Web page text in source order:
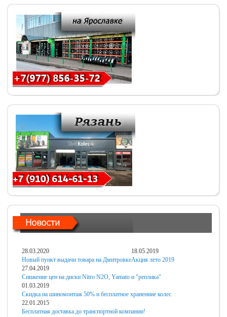
28.03.2020
Новый пункт выдачи товара на Дмитровке
18.05.2019
Акция лето 2019
27.04.2019
Снижение цен на диски Nitro N2O, Yamato и "реплика"
01.03.2019
Скидка на шиномонтаж 50% и бесплатное хранениие колес
22.01.2015
Бесплатная доставка до транспортной компании!